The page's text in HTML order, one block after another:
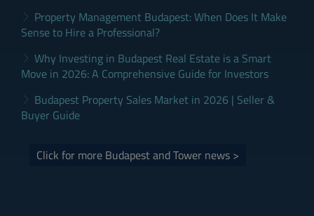
Property Management Budapest: When Does It Make
Sense to Hire a Professional?
Why Investing in Budapest Real Estate is a Smart
Move in 2026: A Comprehensive Guide for Investors
Budapest Property Sales Market in 2026 | Seller &
Buyer Guide
Click for more Budapest and Tower news >